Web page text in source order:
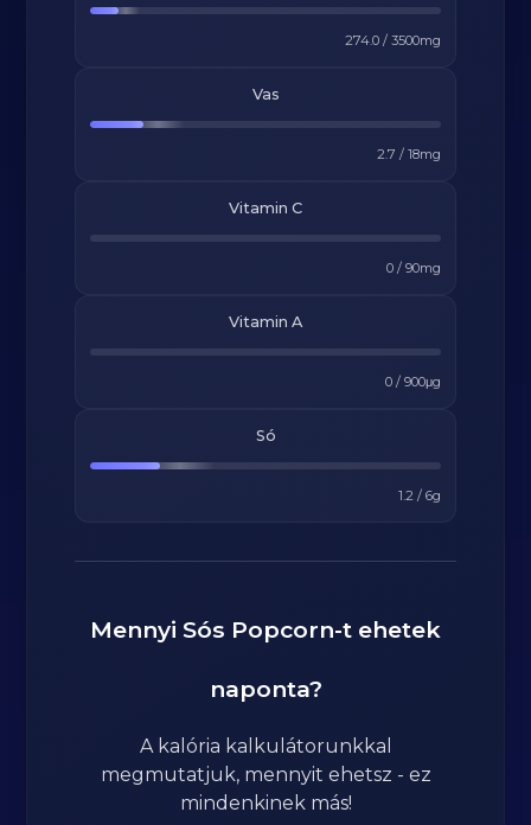
274.0/ 3500mg
Vas
2.7 / 18mg
Vitamin C
0/ 90mg
Vitamin A
0/ 900μg
Só
1.2/ 6g
Mennyi Sós Popcorn-t ehetek
naponta?
A kalória kalkulátorunkkal
megmutatjuk, mennyit ehetsz - ez
mindenkinek más!